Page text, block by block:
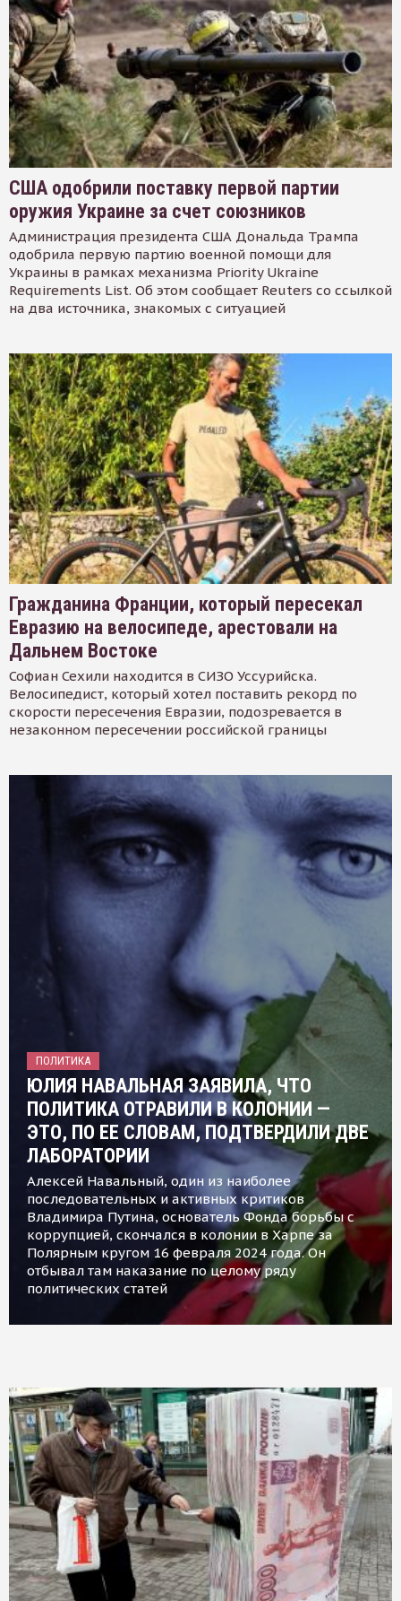
США одобрили поставку первой партии
оружия Украине за счет союзников
Администрация президента США Дональда Трампа
одобрила первую партию военной помощи для
Украины в рамках механизма Priority Ukraine
Requirements List. Об этом сообщает Reuters со ссылкой
на два источника, знакомых с ситуацией
Гражданина Франции, который пересекал
Евразию на велосипеде, арестовали на
Дальнем Востоке
Софиан Сехили находится в СИЗО Уссурийска.
Велосипедист, который хотел поставить рекорд по
скорости пересечения Евразии, подозревается в
незаконном пересечении российской границы
ПОЛИТИКА
ЮЛИЯ НАВАЛЬНАЯ ЗАЯВИЛА, ЧТО
ПОЛИТИКА ОТРАВИЛИ В КОЛОНИИ —
ЭТО, ПО ЕЕ СЛОВАМ, ПОДТВЕРДИЛИ ДВЕ
ЛАБОРАТОРИИ
Алексей Навальный, один из наиболее
последовательных и активных критиков
Владимира Путина, основатель Фонда борьбы с
коррупцией, скончался в колонии в Харпе за
Полярным кругом 16 февраля 2024 года. Он
отбывал там наказание по целому ряду
политических статей